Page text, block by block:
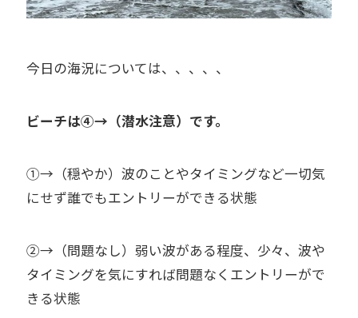
今日の海況については、、、、、
ビーチは④→（潜水注意）です。
①→（穏やか）波のことやタイミングなど一切気
にせず誰でもエントリーができる状態
②→（問題なし）弱い波がある程度、少々、波や
タイミングを気にすれば問題なくエントリーがで
きる状態